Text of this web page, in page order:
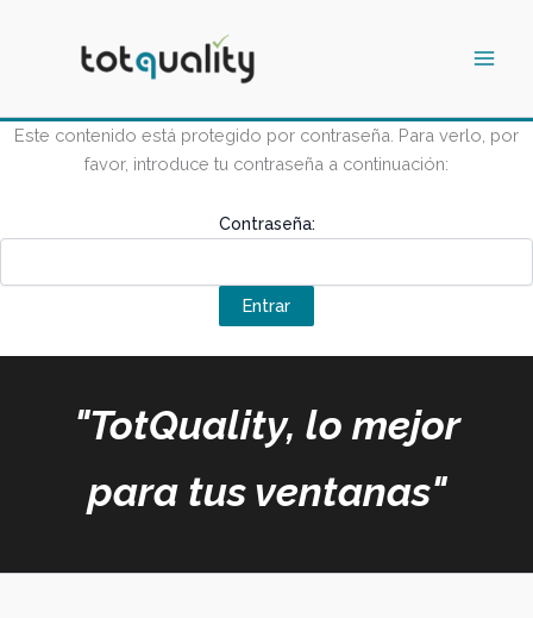
Este contenido está protegido por contraseña. Para verlo, por
favor, introduce tu contraseña a continuación:
Contraseña:
"TotQuality, lo mejor
para tus ventanas"